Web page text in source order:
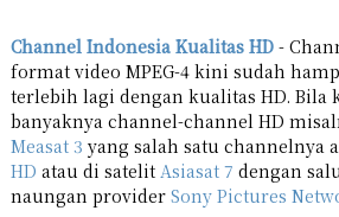
Channel Indonesia Kualitas HD-
format video MPEG-4 kini sudah
terlebih lagi dengan kualitas HD. Bila
banyaknya channel-channel HD
Measat 3 yang salah satu channelnya
HD atau di satelit Asiasat 7 dengan
naungan provider Sony Pictures